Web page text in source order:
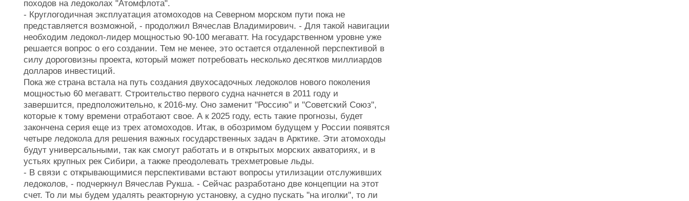
походов на ледоколах "Атомфлота".
- Круглогодичная эксплуатация атомоходов на Северном морском пути пока не
представляется возможной, - продолжил Вячеслав Владимирович. - Для такой навигации
необходим ледокол-лидер мощностью 90-100 мегаватт. На государственном уровне уже
решается вопрос о его создании. Тем не менее, это остается отдаленной перспективой в
силу дороговизны проекта, который может потребовать несколько десятков миллиардов
долларов инвестиций.
Пока же страна встала на путь создания двухосадочных ледоколов нового поколения
мощностью 60 мегаватт. Строительство первого судна начнется в 2011 году и
завершится, предположительно, к 2016-му. Оно заменит "Россию" и "Советский Союз",
которые к тому времени отработают свое. А к 2025 году, есть такие прогнозы, будет
закончена серия еще из трех атомоходов. Итак, в обозримом будущем у России появятся
четыре ледокола для решения важных государственных задач в Арктике. Эти атомоходы
будут универсальными, так как смогут работать и в открытых морских акваториях, и в
устьях крупных рек Сибири, а также преодолевать трехметровые льды.
- В связи с открывающимися перспективами встают вопросы утилизации отслуживших
ледоколов, - подчеркнул Вячеслав Рукша. - Сейчас разработано две концепции на этот
счет. То ли мы будем удалять реакторную установку, а судно пускать "на иголки", то ли